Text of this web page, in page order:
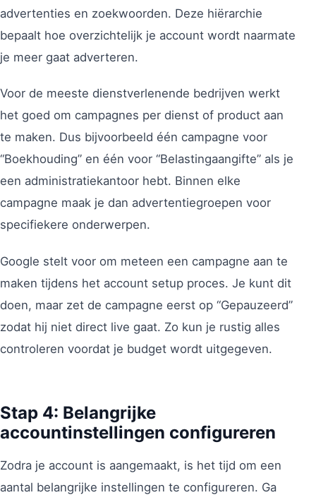
advertenties en zoekwoorden. Deze hiërarchie
bepaalt hoe overzichtelijk je account wordt naarmate
je meer gaat adverteren.
Voor de meeste dienstverlenende bedrijven werkt
het goed om campagnes per dienst of product aan
te maken. Dus bijvoorbeeld één campagne voor
“Boekhouding” en één voor “Belastingaangifte” als je
een administratiekantoor hebt. Binnen elke
campagne maak je dan advertentiegroepen voor
specifiekere onderwerpen.
Google stelt voor om meteen een campagne aan te
maken tijdens het account setup proces. Je kunt dit
doen, maar zet de campagne eerst op “Gepauzeerd”
zodat hij niet direct live gaat. Zo kun je rustig alles
controleren voordat je budget wordt uitgegeven.
Stap 4: Belangrijke
accountinstellingen configureren
Zodra je account is aangemaakt, is het tijd om een
aantal belangrijke instellingen te configureren. Ga